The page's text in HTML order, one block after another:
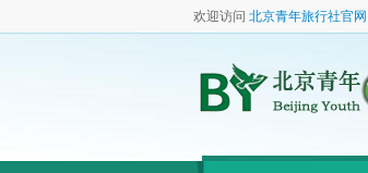
欢迎访问 北京青年旅行社官网